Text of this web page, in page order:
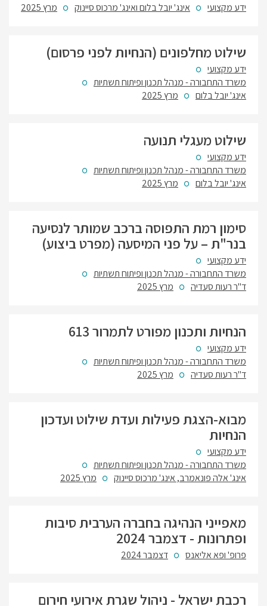
ידע מקצועי אינג' יובל בלום ואינג' מרכוס סיינוק מרץ 2025
שילוט מחלפונים (הנחיות לפני פרסום)
ידע מקצועי
משרד התחבורה - מנהל תכנון ופיתוח תשתיות
אינג' יובל בלום
מרץ 2025
שילוט מעגלי תנועה
ידע מקצועי
משרד התחבורה - מנהל תכנון ופיתוח תשתיות
אינג' יובל בלום
מרץ 2025
סימון רמת התפוסה ברכב שמותר לנסיעה
בנר"ת – על פני המיסעה (מפרט ביצוע)
ידע מקצועי
משרד התחבורה - מנהל תכנון ופיתוח תשתיות
ד"ר רעות סעדיה
מרץ 2025
הנחיות ותכנון מפורט לתמרור 613
ידע מקצועי
משרד התחבורה - מנהל תכנון ופיתוח תשתיות
ד"ר רעות סעדיה
מרץ 2025
מבוא-הצגת פעילות ועדת שילוט ועדכון
הנחיות
ידע מקצועי
משרד התחבורה - מנהל תכנון ופיתוח תשתיות
אינג' אלה פונאמרב, אינג' מרכוס סיינוק
מרץ 2025
מאפייני הנהיגה בחברה הערבית סיבות
ופתרונות - דצמבר 2024
פרופ' ופא אליאנס דצמבר 2024
רכבת ישראל - ניהול שגרת אירועי חירום